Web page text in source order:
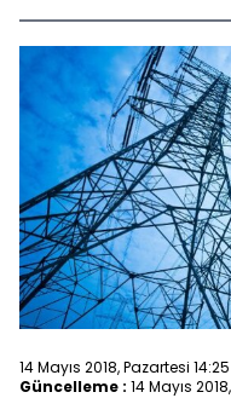
14 Mayıs 2018, Pazartesi 14:25
Güncelleme : 14 Mayıs